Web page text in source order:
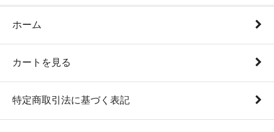
ホーム
カートを見る
特定商取引法に基づく表記